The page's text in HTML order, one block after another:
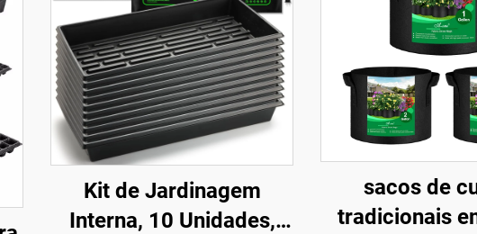
Kit de Jardinagem
Interna, 10 Unidades,
sacos de
tradicionais